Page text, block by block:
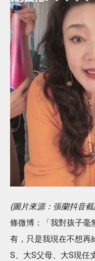
(圖片來源：張蘭抖音
條微博：「我對孩子毫
有，只是我現在不想再
S、大S父母、大S現任